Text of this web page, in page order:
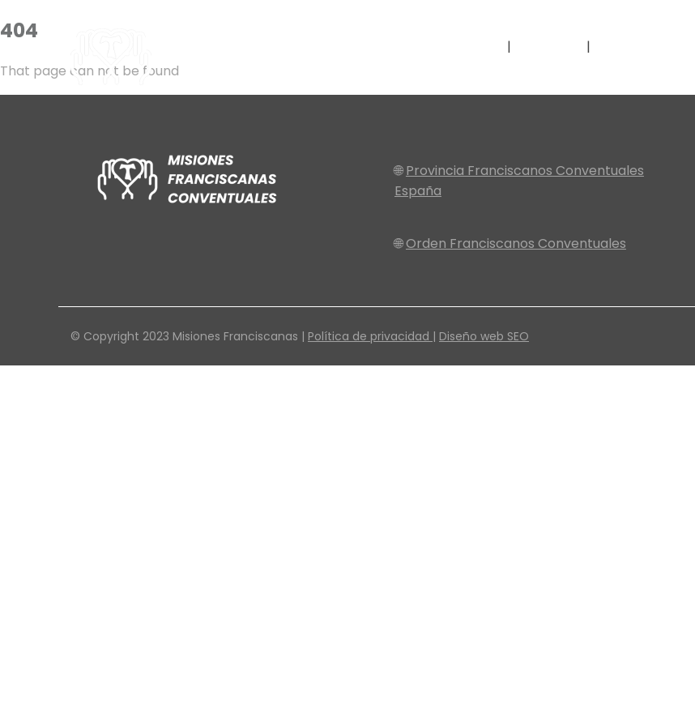
404
That page can not be found
🌐Provincia Franciscanos Conventuales
España
🌐Orden Franciscanos Conventuales
© Copyright 2023 Misiones Franciscanas | Política de privacidad | Diseño web SEO